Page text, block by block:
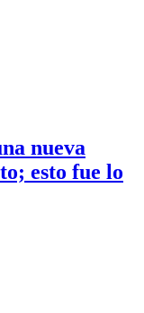
nueva
esto fue lo